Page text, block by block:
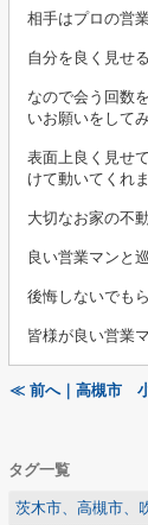
相手はプロの営
自分を良く見せ
なので会う回数
いお願いをして
表面上良く見せ
けて動いてくれま
大切なお家の不
良い営業マンと
後悔しないでも
皆様が良い営業
≪ 前へ｜高槻市
タグ一覧
茨木市、高槻市、